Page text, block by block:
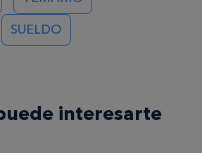
SUELDO
interesarte